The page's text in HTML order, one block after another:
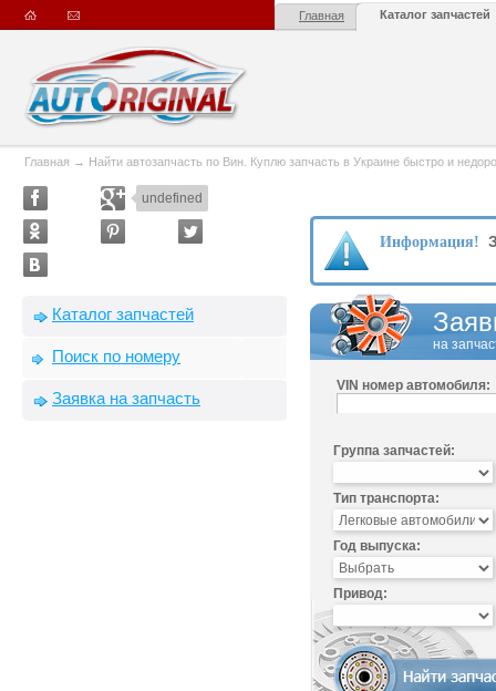
Главная Каталог запчастей
Главная → Найти автозапчасть по Вин. Куплю запчасть в Украине быстро и
undefined
Каталог запчастей
Поиск по номеру
Заявка на запчасть
Информация!
на
VIN номер автомобиля:
Группа запчастей:
Тип транспорта:
Год выпуска:
Привод: